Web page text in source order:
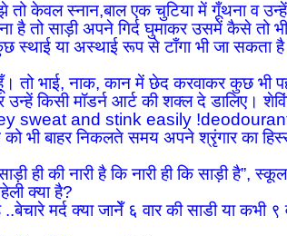
तो केवल स्नान,बाल एक चुटिया में गूँथना व
है तो साड़ी अपने गिर्द घुमाकर उसमें कैसे तो
स्थाई या अस्थाई रूप से टाँगा भी जा सकता
तो भाई, नाक, कान में छेद करवाकर कुछ भी
किसी मॉडर्न आर्ट की शक्ल दे डालिए।
sweat and stink easily
भी बाहर निकलते समय अपने श्रृंगार का
ही की नारी है कि नारी ही कि साड़ी है”,
क्या है?
मर्द क्या जानेँ ६ वार की साडी या कभी ९